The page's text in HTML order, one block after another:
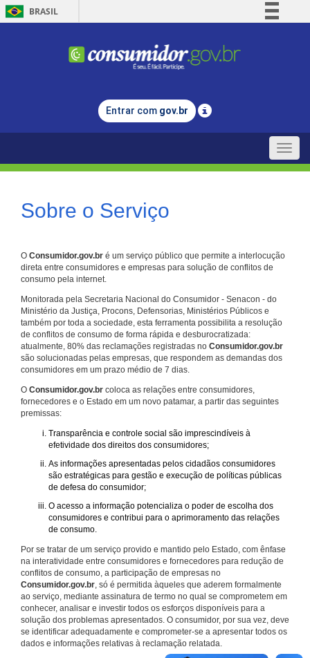
BRASIL
Comunica BR
Legislação
Entrar com gov.br
Toggle
Sobre o Serviço
O Consumidor.gov.br é um serviço público que permite a interlocução
direta entre consumidores e empresas para solução de conflitos de
consumo pela internet.
Monitorada pela Secretaria Nacional do Consumidor - Senacon - do
Ministério da Justiça, Procons, Defensorias, Ministérios Públicos e
também por toda a sociedade, esta ferramenta possibilita a resolução
de conflitos de consumo de forma rápida e desburocratizada:
atualmente, 80% das reclamações registradas no Consumidor.gov.br
são solucionadas pelas empresas, que respondem as demandas dos
consumidores em um prazo médio de 7 dias.
O Consumidor.gov.br coloca as relações entre consumidores,
fornecedores e o Estado em um novo patamar, a partir das seguintes
premissas:
Transparência e controle social são imprescindíveis à
efetividade dos direitos dos consumidores;
As informações apresentadas pelos cidadãos consumidores
são estratégicas para gestão e execução de políticas públicas
de defesa do consumidor;
O acesso a informação potencializa o poder de escolha dos
consumidores e contribui para o aprimoramento das relações
de consumo.
Por se tratar de um serviço provido e mantido pelo Estado, com ênfase
na interatividade entre consumidores e fornecedores para redução de
conflitos de consumo, a participação de empresas no
Consumidor.gov.br, só é permitida àqueles que aderem formalmente
ao serviço, mediante assinatura de termo no qual se comprometem em
conhecer, analisar e investir todos os esforços disponíveis para a
solução dos problemas apresentados. O consumidor, por sua vez, deve
se identificar adequadamente e comprometer-se a apresentar todos os
dados e informações relativas à reclamação relatada.